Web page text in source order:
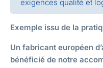
exigences qualité et
Exemple issu de la
Un fabricant européen
bénéficié de notre